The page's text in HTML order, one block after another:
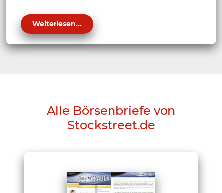
Weiterlesen...
Alle Börsenbriefe von
Stockstreet.de